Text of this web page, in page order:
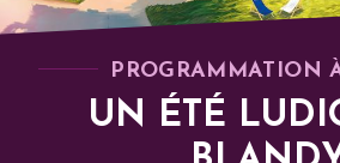
PROGRAMMATION
UN ÉTÉ